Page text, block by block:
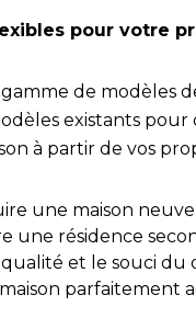
pour votre
gamme de
existants
à partir de vos
une maison
résidence
et le souci du
parfaitement